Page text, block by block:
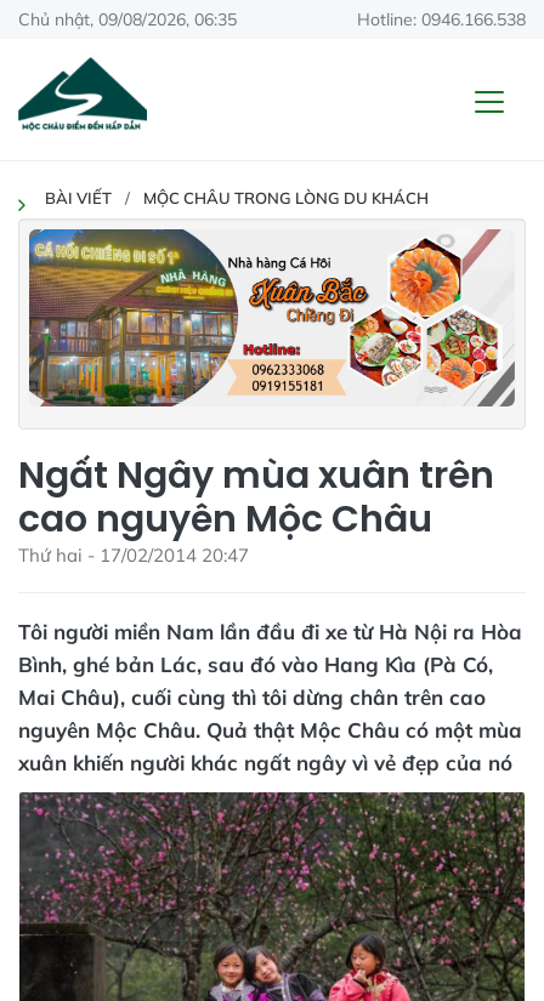
Chủ nhật, 09/08/2026, 06:35 Hotline: 0946.166.538
BÀI VIẾT MỘC CHÂU TRONG LÒNG DU KHÁCH
Ngất Ngây mùa xuân trên
cao nguyên Mộc Châu
Thứ hai - 17/02/2014 20:47
Tôi người miền Nam lần đầu đi xe từ Hà Nội ra Hòa
Bình, ghé bản Lác, sau đó vào Hang Kìa (Pà Có,
Mai Châu), cuối cùng thì tôi dừng chân trên cao
nguyên Mộc Châu. Quả thật Mộc Châu có một mùa
xuân khiến người khác ngất ngây vì vẻ đẹp của nó